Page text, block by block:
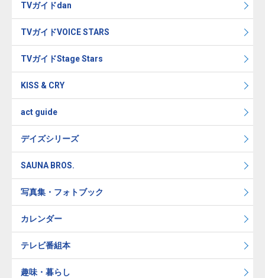
TVガイドdan
TVガイドVOICE STARS
TVガイドStage Stars
KISS & CRY
act guide
デイズシリーズ
SAUNA BROS.
写真集・フォトブック
カレンダー
テレビ番組本
趣味・暮らし